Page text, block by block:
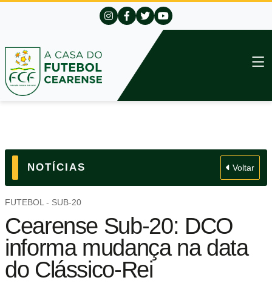
NOTÍCIAS Voltar
FUTEBOL - SUB-20
Cearense Sub-20: DCO
informa mudança na data
do Clássico-Rei